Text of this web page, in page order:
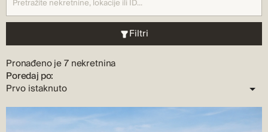
Filtri
Pronađeno je 7 nekretnina
Poredaj po: